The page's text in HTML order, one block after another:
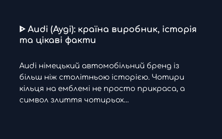
ᐈ Audi (Ауді): країна виробник, історія
та цікаві факти
Audi німецький автомобільний бренд із
більш ніж столітньою історією. Чотири
кільця на емблемі не просто прикраса, а
символ злиття чотирьох…